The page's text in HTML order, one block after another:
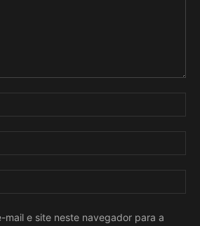
mail e site neste navegador para a